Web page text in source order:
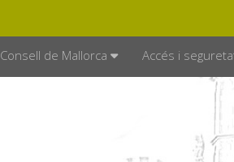
Consell de Mallorca Accés i